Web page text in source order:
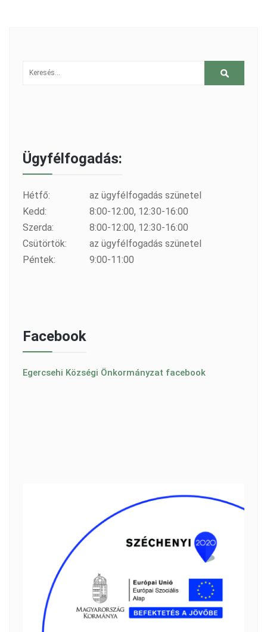
Ügyfélfogadás:
Hétfő:
az ügyfélfogadás szünetel
Kedd:
8:00-12:00, 12:30-16:00
Szerda:
8:00-12:00, 12:30-16:00
Csütörtök:
az ügyfélfogadás szünetel
Péntek:
9:00-11:00
Facebook
Egercsehi Községi Önkormányzat facebook